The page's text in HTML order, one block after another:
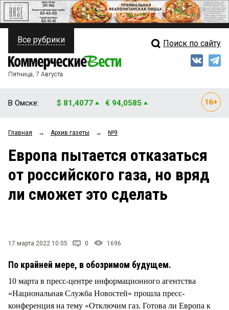
ПОЛИТИКА
ФИНАНСЫ
ОБЩЕСТВО
ЗАКОН
НОВОСТИ КОМПАНИЙ
Свежий выпуск
Рейтинги
Блоги
Архив
Все рубрики Поиск по сайту
Пятница, 7 Августа
В Омске: $ 81,4077 € 94,0585
Главная → Архив газеты → №9
Европа пытается отказаться
от российского газа, но вряд
ли сможет это сделать
17 марта 2022 10:05 0 1696
По крайней мере, в обозримом будущем.
10 марта в пресс-центре информационного агентства
«Национальная Служба Новостей» прошла пресс-
конференция на тему «Отключим газ. Готова ли Европа к